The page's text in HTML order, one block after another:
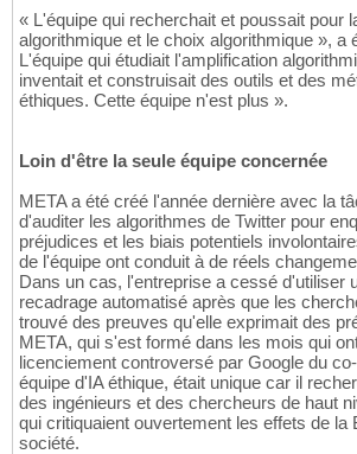
« L'équipe qui recherchait et poussait pour
algorithmique et le choix algorithmique », a
L'équipe qui étudiait l'amplification
inventait et construisait des outils et des
éthiques. Cette équipe n'est plus ».
Loin d'être la seule équipe concernée
META a été créé l'année dernière avec la
d'auditer les algorithmes de Twitter pour
préjudices et les biais potentiels
de l'équipe ont conduit à de réels
Dans un cas, l'entreprise a cessé d'utiliser
recadrage automatisé après que les
trouvé des preuves qu'elle exprimait des
META, qui s'est formé dans les mois qui
licenciement controversé par Google du
équipe d'IA éthique, était unique car il
des ingénieurs et des chercheurs de haut
qui critiquaient ouvertement les effets de la
société.